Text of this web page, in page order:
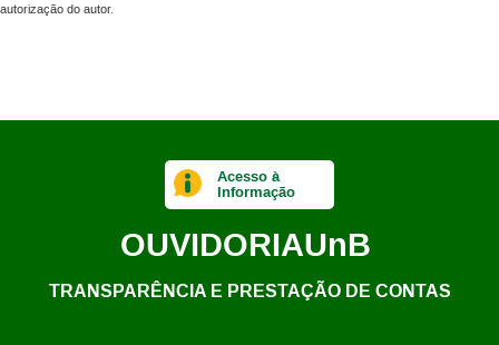
autorização do autor.
Acesso à
Informação
OUVIDORIAUnB
TRANSPARÊNCIA E PRESTAÇÃO DE CONTAS